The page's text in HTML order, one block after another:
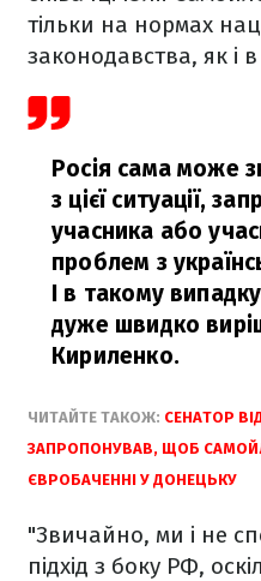
тільки на нормах
законодавства, як і в
Росія сама може
з цієї ситуації,
учасника або
проблем з
І в такому
дуже швидко
Кириленко.
ЧИТАЙТЕ ТАКОЖ: СЕНАТОР
ЗАПРОПОНУВАВ, ЩОБ
ЄВРОБАЧЕННІ У ДОНЕЦЬКУ
"Звичайно, ми і не
підхід з боку РФ,